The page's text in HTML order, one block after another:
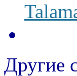
Другие